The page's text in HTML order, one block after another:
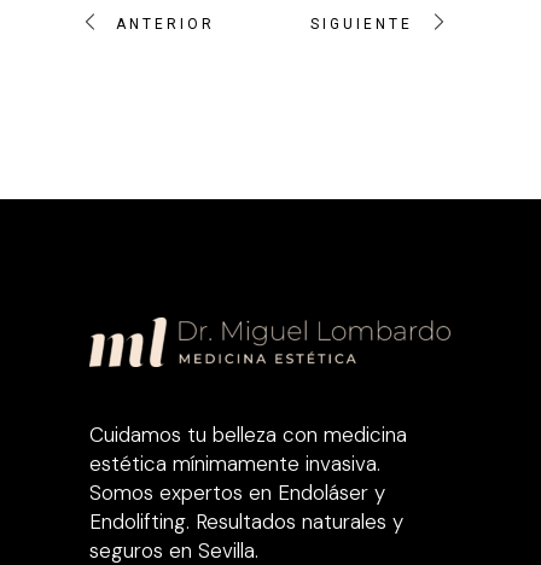
ANTERIOR SIGUIENTE
Cuidamos tu belleza con medicina
estética mínimamente invasiva.
Somos expertos en Endoláser y
Endolifting. Resultados naturales y
seguros en Sevilla.